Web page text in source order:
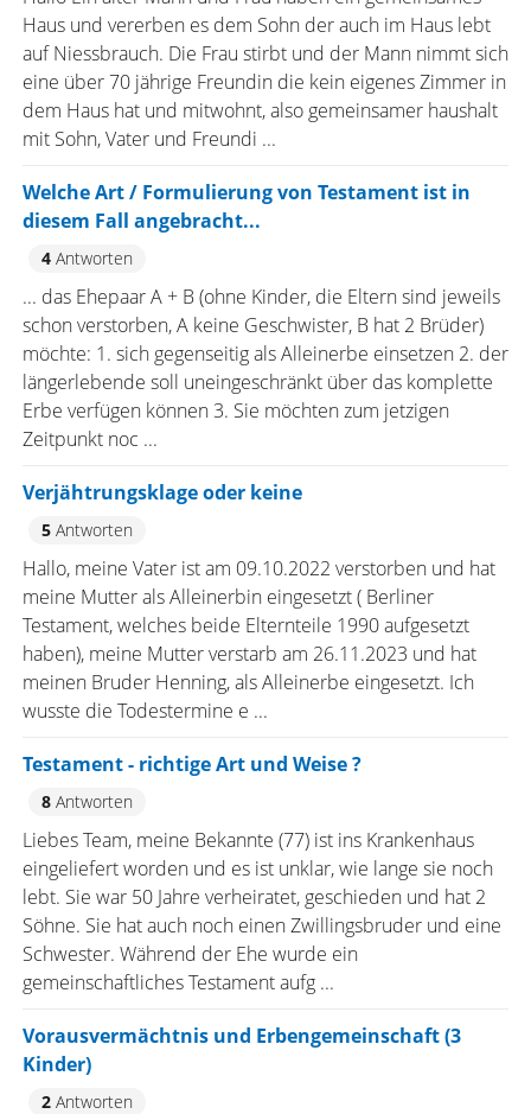
Haus und vererben es dem Sohn der auch im Haus lebt
auf Niessbrauch. Die Frau stirbt und der Mann nimmt sich
eine über 70 jährige Freundin die kein eigenes Zimmer in
dem Haus hat und mitwohnt, also gemeinsamer haushalt
mit Sohn, Vater und Freundi ...
Welche Art / Formulierung von Testament ist in
diesem Fall angebracht...
4Antworten
... das Ehepaar A + B (ohne Kinder, die Eltern sind jeweils
schon verstorben, A keine Geschwister, B hat 2 Brüder)
möchte: 1. sich gegenseitig als Alleinerbe einsetzen 2. der
längerlebende soll uneingeschränkt über das komplette
Erbe verfügen können 3. Sie möchten zum jetzigen
Zeitpunkt noc ...
Verjähtrungsklage oder keine
5Antworten
Hallo, meine Vater ist am 09.10.2022 verstorben und hat
meine Mutter als Alleinerbin eingesetzt ( Berliner
Testament, welches beide Elternteile 1990 aufgesetzt
haben), meine Mutter verstarb am 26.11.2023 und hat
meinen Bruder Henning, als Alleinerbe eingesetzt. Ich
wusste die Todestermine e ...
Testament - richtige Art und Weise ?
8Antworten
Liebes Team, meine Bekannte (77) ist ins Krankenhaus
eingeliefert worden und es ist unklar, wie lange sie noch
lebt. Sie war 50 Jahre verheiratet, geschieden und hat 2
Söhne. Sie hat auch noch einen Zwillingsbruder und eine
Schwester. Während der Ehe wurde ein
gemeinschaftliches Testament aufg ...
Vorausvermächtnis und Erbengemeinschaft (3
Kinder)
2Antworten